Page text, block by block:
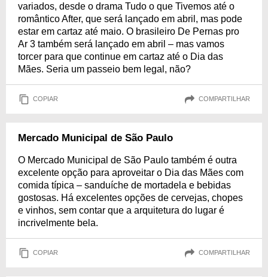
variados, desde o drama Tudo o que Tivemos até o
romântico After, que será lançado em abril, mas pode
estar em cartaz até maio. O brasileiro De Pernas pro
Ar 3 também será lançado em abril – mas vamos
torcer para que continue em cartaz até o Dia das
Mães. Seria um passeio bem legal, não?
COPIAR COMPARTILHAR
Mercado Municipal de São Paulo
O Mercado Municipal de São Paulo também é outra
excelente opção para aproveitar o Dia das Mães com
comida típica – sanduíche de mortadela e bebidas
gostosas. Há excelentes opções de cervejas, chopes
e vinhos, sem contar que a arquitetura do lugar é
incrivelmente bela.
COPIAR COMPARTILHAR